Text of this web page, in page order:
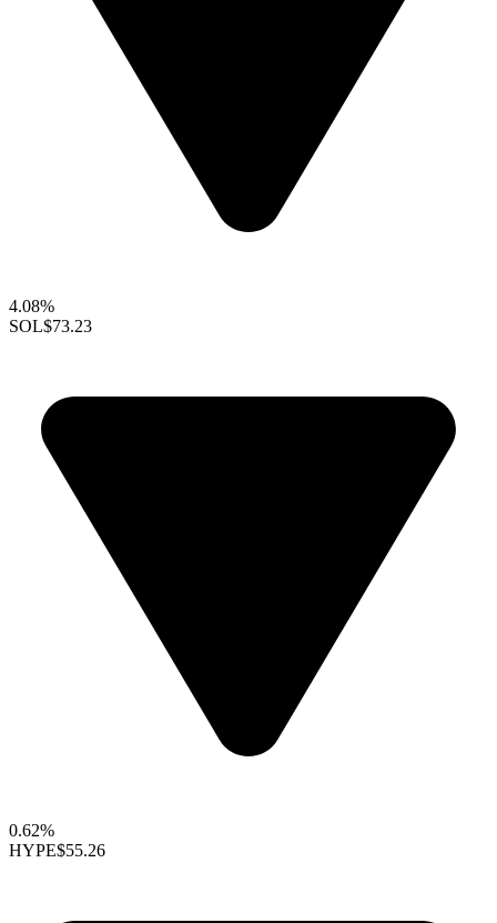
4.08%
SOL$73.23
0.62%
HYPE$55.26